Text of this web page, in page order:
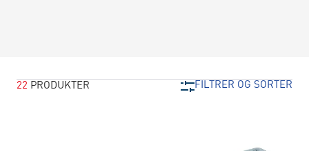
22 PRODUKTER FILTRER OG SORTER